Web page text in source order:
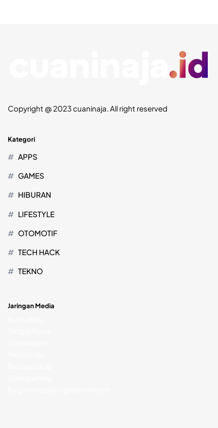
Copyright @ 2023 cuaninaja. All right reserved
Kategori
APPS
GAMES
HIBURAN
LIFESTYLE
OTOMOTIF
TECH HACK
TEKNO
Jaringan Media